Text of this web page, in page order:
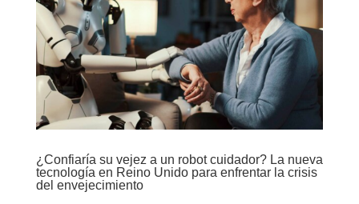
¿Confiaría su vejez a un robot cuidador? La nueva
tecnología en Reino Unido para enfrentar la crisis
del envejecimiento